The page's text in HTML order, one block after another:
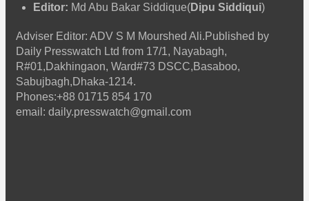
Editor: Md Abu Bakar Siddique(Dipu Siddiqui)
Adviser Editor: ADV S M Mourshed Ali.Published by
Daily Presswatch Ltd from 17/1, Nayabagh,
R#01,Dakhingaon, Ward#73 DSCC,Basaboo,
Sabujbagh,Dhaka-1214.
Phones:+88 01715 854 170
email: daily.presswatch@gmail.com